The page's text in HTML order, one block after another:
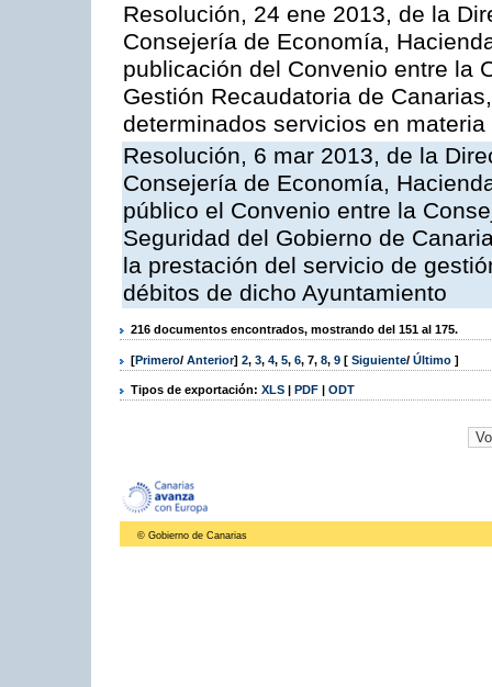
Resolución, 24 ene 2013, de la
Consejería de Economía,
publicación del Convenio entre la
Gestión Recaudatoria de
determinados servicios en materia
Resolución, 6 mar 2013, de la
Consejería de Economía,
público el Convenio entre la
Seguridad del Gobierno de
la prestación del servicio de
débitos de dicho Ayuntamiento
216 documentos encontrados, mostrando del 151 al 175.
[Primero/ Anterior] 2, 3, 4, 5, 6, 7, 8, 9 [ Siguiente/ Último ]
Tipos de exportación: XLS | PDF | ODT
© Gobierno de Canarias